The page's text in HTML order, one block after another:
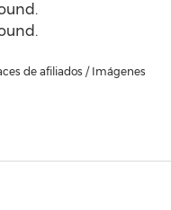
de afiliados / Imágenes